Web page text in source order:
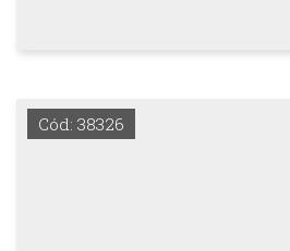
Cód: 38326